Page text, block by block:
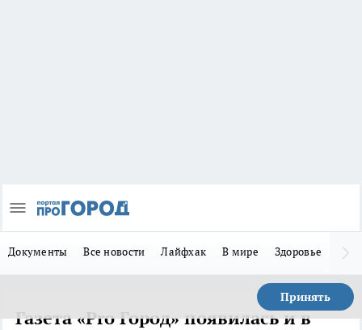
Документы Все новости Лайфхак В мире Здоровье
Принять
Газета «Pro Город» появилась и в